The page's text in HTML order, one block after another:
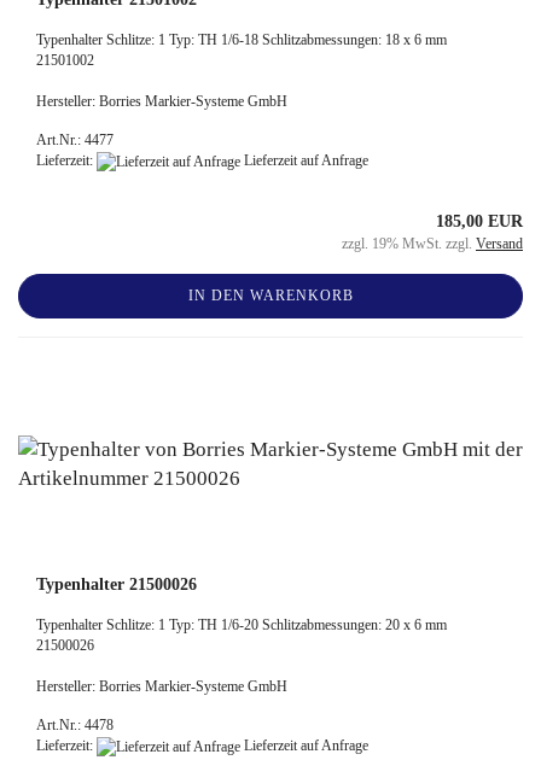
Typenhalter Schlitze: 1 Typ: TH 1/6-18 Schlitzabmessungen: 18 x 6 mm
21501002
Hersteller: Borries Markier-Systeme GmbH
Art.Nr.: 4477
Lieferzeit:
Lieferzeit auf Anfrage
185,00 EUR
zzgl. 19% MwSt. zzgl. Versand
IN DEN WARENKORB
Typenhalter 21500026
Typenhalter Schlitze: 1 Typ: TH 1/6-20 Schlitzabmessungen: 20 x 6 mm
21500026
Hersteller: Borries Markier-Systeme GmbH
Art.Nr.: 4478
Lieferzeit:
Lieferzeit auf Anfrage